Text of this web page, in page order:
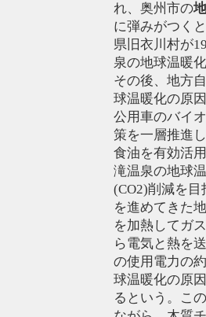
れ、奥州市の
に弾みがつく
県旧衣川村が
泉の地球温暖
その後、地方
球温暖化の原
公用車のバイ
策を一層推進
食油を有効活
滝温泉の地球
(CO2)削減を
を進めてきた
を加熱してガ
ら電気と熱を
の使用電力の
球温暖化の原
るという。こ